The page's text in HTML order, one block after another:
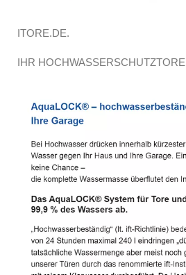
ITORE.DE.
IHR